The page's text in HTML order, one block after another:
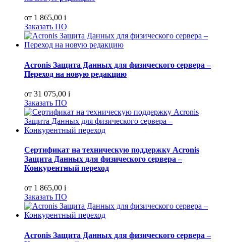
от 1 865,00 i
Заказать ПО
Acronis Защита Данных для физического сервера –
Переход на новую редакцию
от 31 075,00 i
Заказать ПО
Сертификат на техническую поддержку Acronis
Защита Данных для физического сервера –
Конкурентный переход
от 1 865,00 i
Заказать ПО
Acronis Защита Данных для физического сервера –